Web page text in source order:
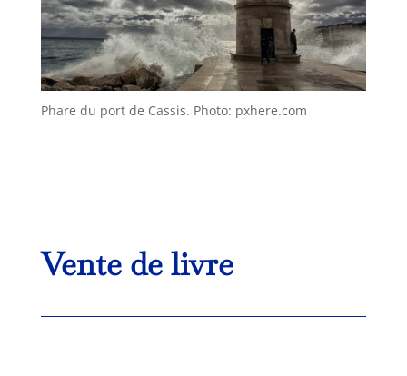
Phare du port de Cassis. Photo: pxhere.com
Vente de livre